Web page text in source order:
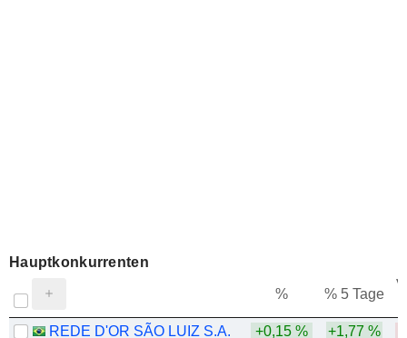
Hauptkonkurrenten
% % 5 Tage
REDE D'OR SÃO LUIZ S.A. +0,15 % +1,77 %